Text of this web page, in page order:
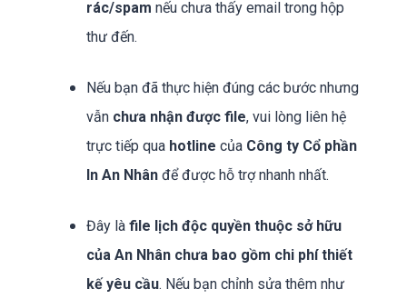
rác/spam nếu chưa thấy email trong hộp
thư đến.
Nếu bạn đã thực hiện đúng các bước nhưng
vẫn chưa nhận được file, vui lòng liên hệ
trực tiếp qua hotline của Công ty Cổ phần
In An Nhân để được hỗ trợ nhanh nhất.
Đây là file lịch độc quyền thuộc sở hữu
của An Nhân chưa bao gồm chi phí thiết
kế yêu cầu. Nếu bạn chỉnh sửa thêm như